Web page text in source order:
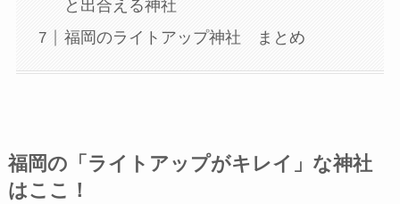
と出合える神社
福岡のライトアップ神社 まとめ
福岡の「ライトアップがキレイ」な神社
はここ！